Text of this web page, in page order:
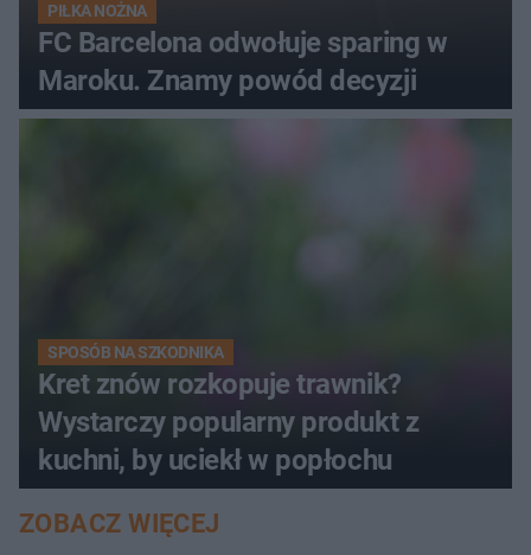
PIŁKA NOŻNA
FC Barcelona odwołuje sparing w
Maroku. Znamy powód decyzji
SPOSÓB NA SZKODNIKA
Kret znów rozkopuje trawnik?
Wystarczy popularny produkt z
kuchni, by uciekł w popłochu
ZOBACZ WIĘCEJ